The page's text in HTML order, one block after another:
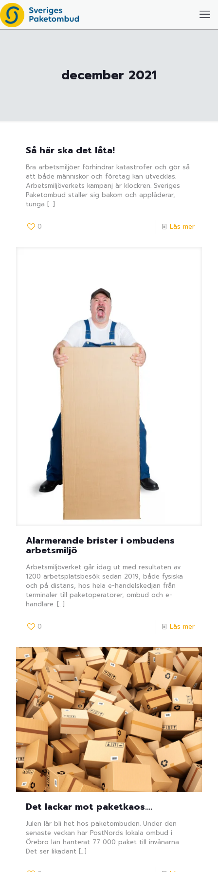
december 2021
Så här ska det låta!
Bra arbetsmiljöer förhindrar katastrofer och gör så
att både människor och företag kan utvecklas.
Arbetsmiljöverkets kampanj är klockren. Sveriges
Paketombud ställer sig bakom och applåderar,
tunga […]
0 Läs mer
Alarmerande brister i ombudens
arbetsmiljö
Arbetsmiljöverket går idag ut med resultaten av
1200 arbetsplatsbesök sedan 2019, både fysiska
och på distans, hos hela e-handelskedjan från
terminaler till paketoperatörer, ombud och e-
handlare. […]
0 Läs mer
Det lackar mot paketkaos….
Julen lär bli het hos paketombuden. Under den
senaste veckan har PostNords lokala ombud i
Örebro län hanterat 77 000 paket till invånarna.
Det ser likadant […]